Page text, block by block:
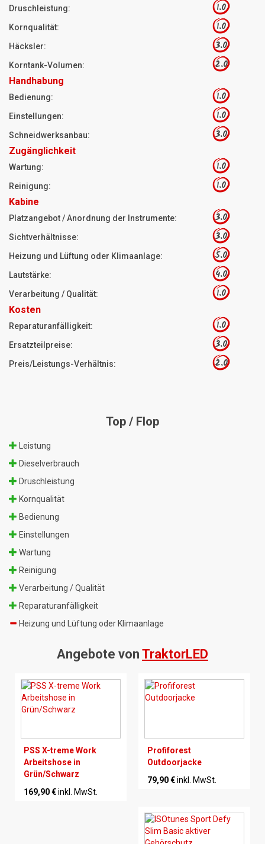
Druschleistung: 1.0
Kornqualität: 1.0
Häcksler: 3.0
Korntank-Volumen: 2.0
Handhabung
Bedienung: 1.0
Einstellungen: 1.0
Schneidwerksanbau: 3.0
Zugänglichkeit
Wartung: 1.0
Reinigung: 1.0
Kabine
Platzangebot / Anordnung der Instrumente: 3.0
Sichtverhältnisse: 3.0
Heizung und Lüftung oder Klimaanlage: 5.0
Lautstärke: 4.0
Verarbeitung / Qualität: 1.0
Kosten
Reparaturanfälligkeit: 1.0
Ersatzteilpreise: 3.0
Preis/Leistungs-Verhältnis: 2.0
Top / Flop
Leistung
Dieselverbrauch
Druschleistung
Kornqualität
Bedienung
Einstellungen
Wartung
Reinigung
Verarbeitung / Qualität
Reparaturanfälligkeit
Heizung und Lüftung oder Klimaanlage
Angebote von TraktorLED
PSS X-treme Work
Arbeitshose in
Grün/Schwarz
169,90 €inkl. MwSt.
Profiforest
Outdoorjacke
79,90 €inkl. MwSt.